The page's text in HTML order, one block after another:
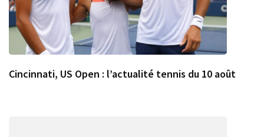
Cincinnati, US Open : l’actualité tennis du 10 août